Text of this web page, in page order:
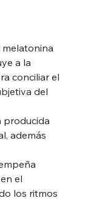
a la
conciliar el
del
producida
además
el
los ritmos